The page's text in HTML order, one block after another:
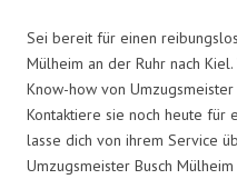
Sei bereit für einen
Mülheim an der Ruhr nach
Know-how von
Kontaktiere sie noch heute für
lasse dich von ihrem Service
Umzugsmeister Busch